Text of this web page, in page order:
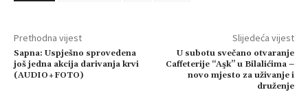
Prethodna vijest
Sapna: Uspješno sprovedena
još jedna akcija darivanja krvi
(AUDIO+FOTO)
Slijedeća vijest
U subotu svečano otvaranje
Caffeterije “Aşk” u Bilalićima –
novo mjesto za uživanje i
druženje